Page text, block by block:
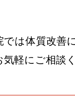
では体質改善
軽にご相談